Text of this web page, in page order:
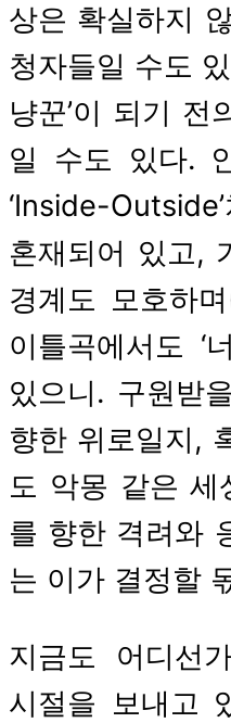
상은 확실하지
청자들일 수도
냥꾼’이 되기 전
일 수도 있다.
‘Inside-
혼재되어 있고,
경계도 모호하
이틀곡에서도 ‘
있으니. 구원받
향한 위로일지,
도 악몽 같은 세
를 향한 격려와
는 이가 결정할
지금도 어디선
시절을 보내고